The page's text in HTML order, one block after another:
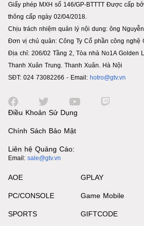
Giấy phép MXH số 146/GP-BTTTT Được cấp
thông cấp ngày 02/04/2018.
Chịu trách nhiệm quản lý nội dung: ông
Đơn vị chủ quản: Công Ty Cổ phần công nghệ
Địa chỉ: 206/02 Tầng 2, Tòa nhà No1A Golden
Thanh Xuân Trung. Thanh Xuân. Hà Nội
SĐT: 024 73082266 - Email: hotro@gtv.vn
Điều Khoản Sử Dụng
Chính Sách Bảo Mật
Liên hệ Quảng Cáo:
Email: sale@gtv.vn
AOE
PC/CONSOLE
SPORTS
GPLAY
Game Mobile
GIFTCODE